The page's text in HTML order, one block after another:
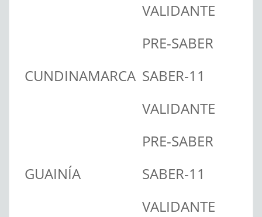
VALIDANTE
CUNDINAMARCA
PRE-SABER
SABER-11
VALIDANTE
GUAINÍA
PRE-SABER
SABER-11
VALIDANTE